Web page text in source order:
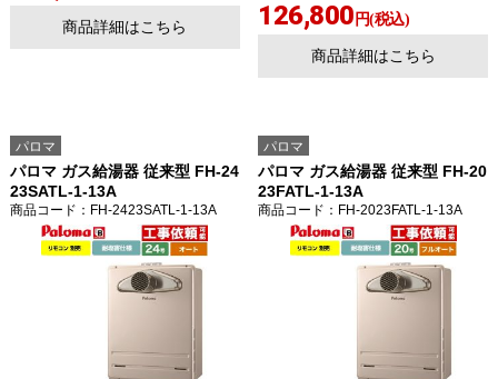
商品詳細はこちら 126,800 円(税込)
商品詳細はこちら
パロマ
パロマ ガス給湯器 従来型 FH-24
23SATL-1-13A
商品コード ：FH-2423SATL-1-13A
パロマ
パロマ ガス給湯器 従来型 FH-20
23FATL-1-13A
商品コード ：FH-2023FATL-1-13A